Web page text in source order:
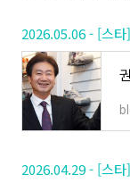
2026.05.06 - [스
2026.04.29 - [스